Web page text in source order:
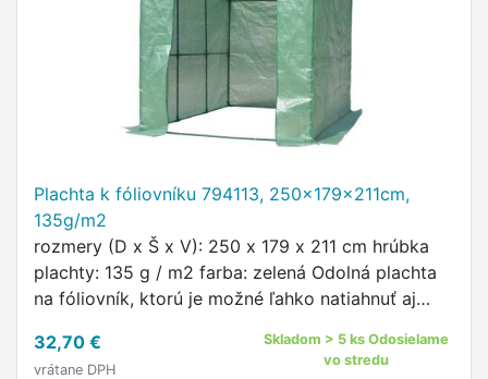
Plachta k fóliovníku 794113, 250x179x211cm,
135g/m2
rozmery (D x Š x V): 250 x 179 x 211 cm hrúbka
plachty: 135 g / m2 farba: zelená Odolná plachta
na fóliovník, ktorú je možné ľahko natiahnuť aj
32,70 €
vrátane DPH
Skladom > 5 ks Odosielame
vo stredu